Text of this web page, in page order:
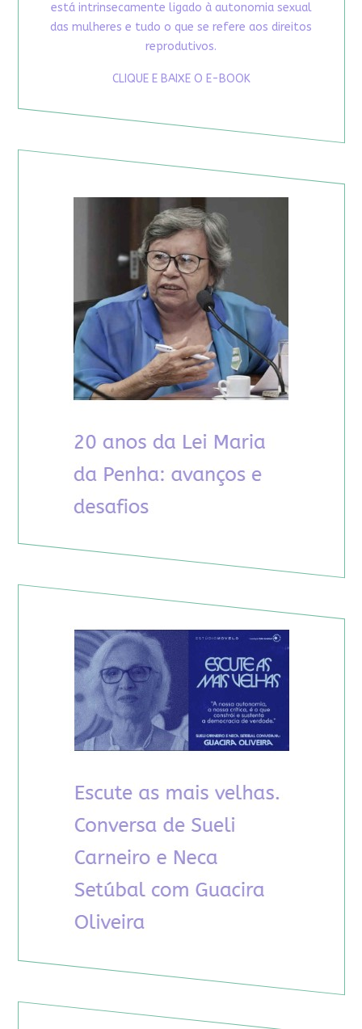
está intrinsecamente ligado à autonomia sexual
das mulheres e tudo o que se refere aos direitos
reprodutivos.
CLIQUE E BAIXE O E-BOOK